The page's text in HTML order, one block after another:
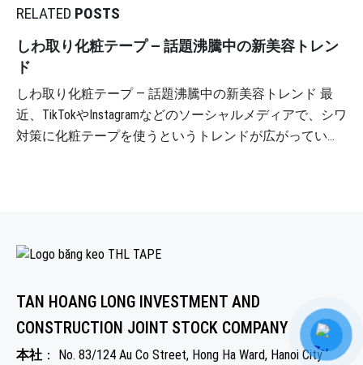
RELATED POSTS
しわ取り化粧テープ ― 話題沸騰中の新美容トレン
ド
しわ取り化粧テープ ― 話題沸騰中の新美容トレンド 最
近、TikTokやInstagramなどのソーシャルメディアで、シワ
対策に化粧テープを使うというトレンドが広がっていま
す。この方法は、ボトックス注射などの美容施術に代わ
る安全で経済的な方法と考えられています。 化粧テープ
ア・ルイザ・モレッリ氏によると、テープを正しく貼る
ことで、リンパ系に機械的な力を加え、顔の筋肉を優し
く引き上げることができるそうです。これは肌のハリを
TAN HOANG LONG INVESTMENT AND
CONSTRUCTION JOINT STOCK COMPANY
本社 ： No. 83/124 Au Co Street, Hong Ha Ward, Hanoi City